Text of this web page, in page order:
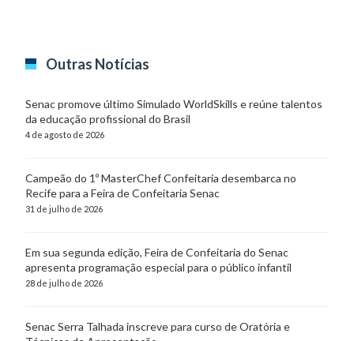
Outras Notícias
Senac promove último Simulado WorldSkills e reúne talentos
da educação profissional do Brasil
4 de agosto de 2026
Campeão do 1º MasterChef Confeitaria desembarca no
Recife para a Feira de Confeitaria Senac
31 de julho de 2026
Em sua segunda edição, Feira de Confeitaria do Senac
apresenta programação especial para o público infantil
28 de julho de 2026
Senac Serra Talhada inscreve para curso de Oratória e